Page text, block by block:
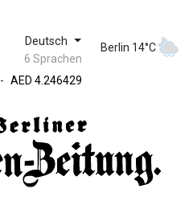
Deutsch
6 Sprachen
Berlin 14°C
-
ZWL 372.275202
AED 4.246429
AED 4.246429
ALL 93.189144
AMD
423.342651
AOA
1060.176801